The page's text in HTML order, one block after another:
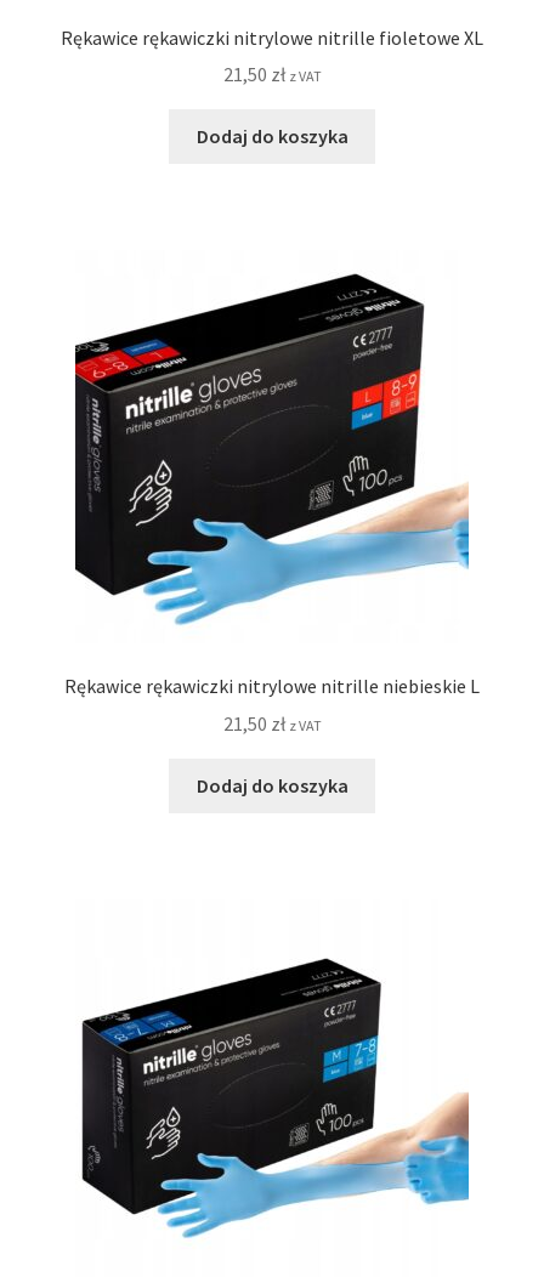
Rękawice rękawiczki nitrylowe nitrille fioletowe XL
21,50 zł z VAT
Dodaj do koszyka
Rękawice rękawiczki nitrylowe nitrille niebieskie L
21,50 zł z VAT
Dodaj do koszyka